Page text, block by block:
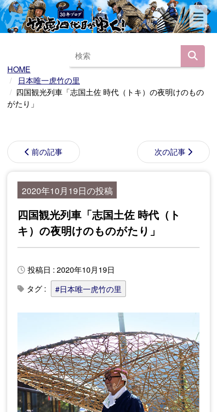
HOME
日本唯一虎竹の里
四国観光列車「志国土佐 時代（トキ）の夜明けのもの
がたり」
前の記事 次の記事
2020年10月19日の投稿
四国観光列車「志国土佐 時代（ト
キ）の夜明けのものがたり」
投稿日 : 2020年10月19日
タグ :
#日本唯一虎竹の里